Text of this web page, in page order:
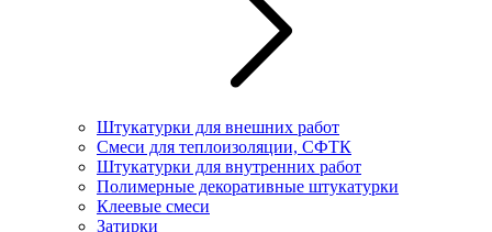
Штукатурки для внешних работ
Смеси для теплоизоляции, СФТК
Штукатурки для внутренних работ
Полимерные декоративные штукатурки
Клеевые смеси
Затирки